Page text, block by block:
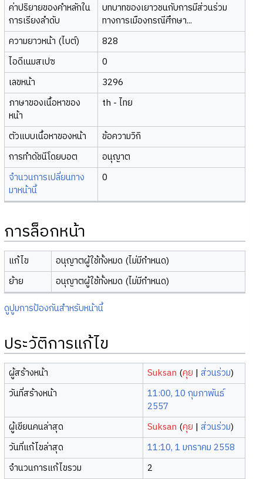
ค่าปริยายของคำหลักใน
การเรียงลำดับ
บทบาทของเยาวชนกับการมีส่วนร่วม
ทางการเมืองกรณีศึกษา...
ความยาวหน้า (ไบต์)
828
ไอดีเนมสเปซ
0
เลขหน้า
3296
ภาษาของเนื้อหาของ
หน้า
th - ไทย
ตัวแบบเนื้อหาของหน้า
ข้อความวิกิ
การทำดัชนีโดยบอต
อนุญาต
จำนวนการเปลี่ยนทาง
มาหน้านี้
0
การล็อกหน้า
แก้ไข
อนุญาตผู้ใช้ทั้งหมด (ไม่มีกำหนด)
ย้าย
อนุญาตผู้ใช้ทั้งหมด (ไม่มีกำหนด)
ดูปูมการป้องกันสำหรับหน้านี้
ประวัติการแก้ไข
ผู้สร้างหน้า Suksan (คุย |ส่วนร่วม)
วันที่สร้างหน้า
11:00, 10 กุมภาพันธ์
2557
ผู้เขียนคนล่าสุด
Suksan (คุย |ส่วนร่วม)
วันที่แก้ไขล่าสุด
11:10, 1 มกราคม 2558
จำนวนการแก้ไขรวม
2